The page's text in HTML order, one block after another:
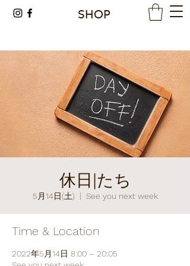
SHOP
休日|たち
5月14日(土)
  |
See you next week
Time & Location
2022年5月14日 8:00 – 20:05